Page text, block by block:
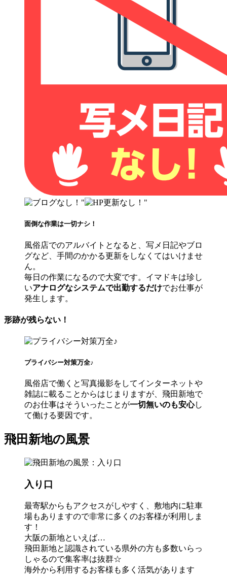
面倒な作業は一切ナシ！
風俗店でのアルバイトとなると、写メ日記やブロ
グなど、手間のかかる更新をしなくてはいけませ
ん。
毎日の作業になるので大変です。イマドキは珍し
いアナログなシステムで出勤するだけでお仕事が
発生します。
形跡が残らない！
プライバシー対策万全♪
風俗店で働くと写真撮影をしてインターネットや
雑誌に載ることからはじまりますが、飛田新地で
のお仕事はそういったことが一切無いのも安心し
て働ける要因です。
飛田新地の風景
入り口
最寄駅からもアクセスがしやすく、敷地内に駐車
場もありますので非常に多くのお客様が利用しま
す！
大阪の新地といえば…
飛田新地と認識されている県外の方も多数いらっ
しゃるので集客率は抜群☆
海外から利用するお客様も多く活気があります